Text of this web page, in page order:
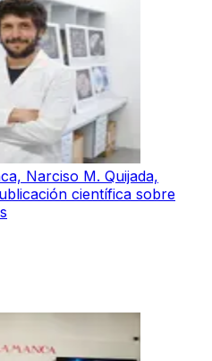
Narciso M. Quijada,
científica sobre